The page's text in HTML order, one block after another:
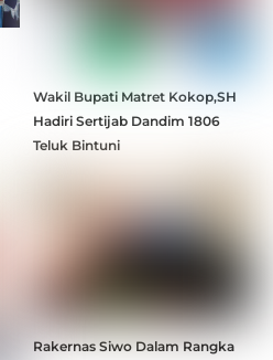
Wakil Bupati Matret Kokop,SH
Hadiri Sertijab Dandim 1806
Teluk Bintuni
Rakernas Siwo Dalam Rangka